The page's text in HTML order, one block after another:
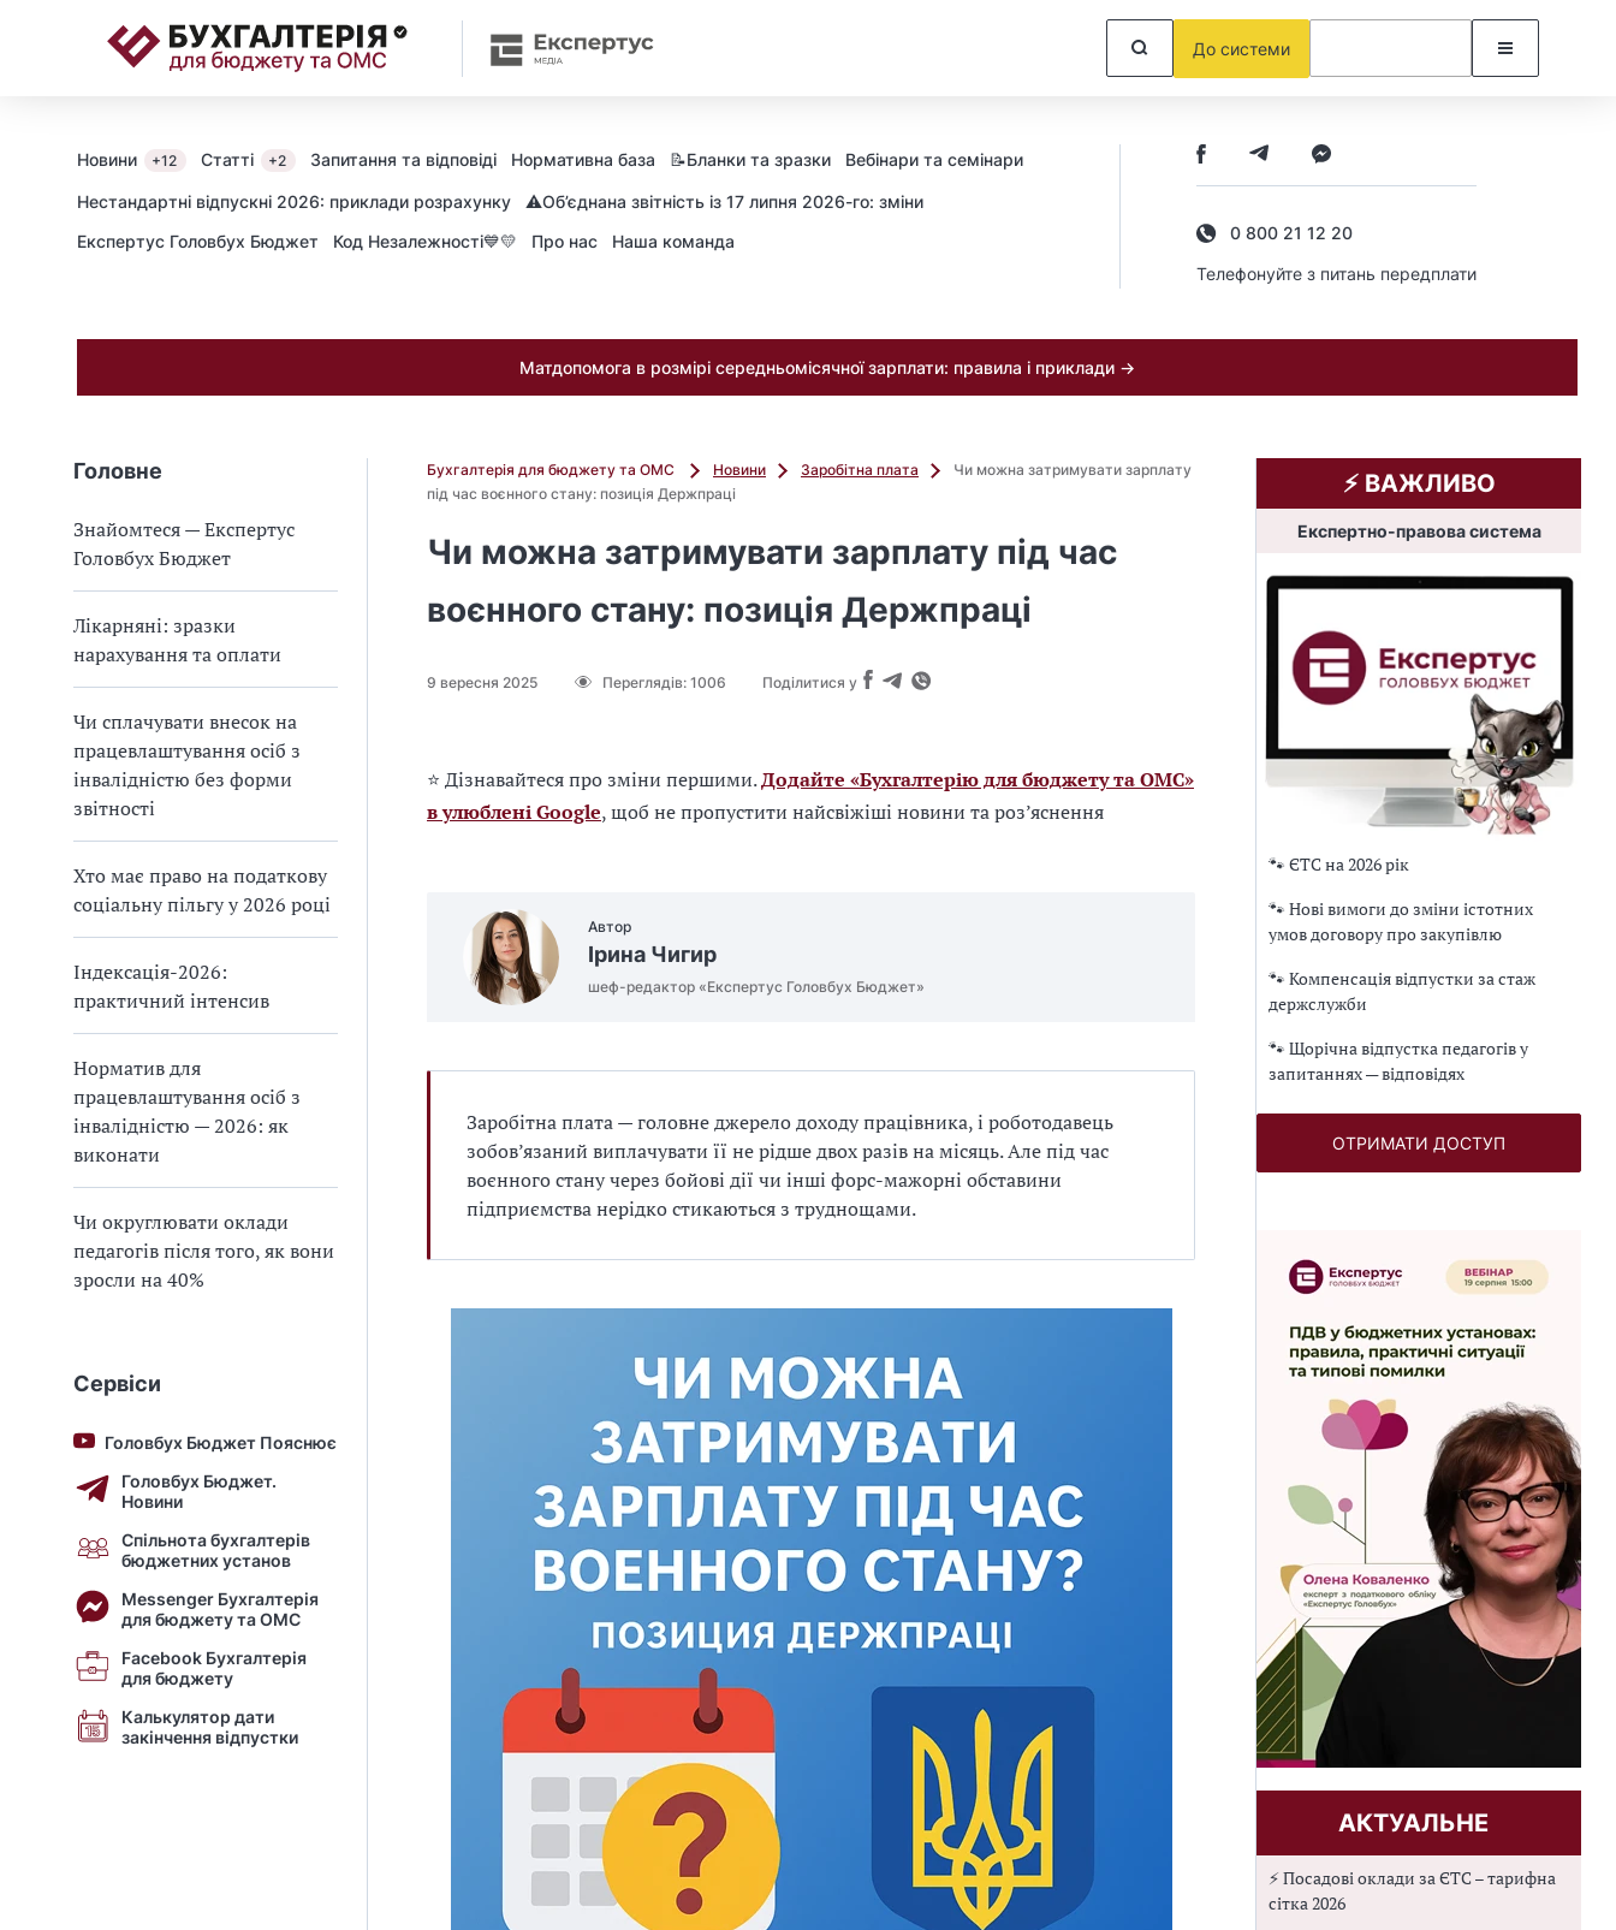
До системи
Новини +12 Статті +2 Запитання та відповіді Нормативна база 📝Бланки та зразки Вебінари та семінари
Нестандартні відпускні 2026: приклади розрахунку
⚠️Об’єднана звітність із 17 липня 2026-го: зміни
Експертус Головбух Бюджет
Код Незалежності💙💛 Про нас Наша команда
0 800 21 12 20
Телефонуйте з питань передплати
Матдопомога в розмірі середньомісячної зарплати: правила і приклади →
Головне
Знайомтеся — Експертус
Головбух Бюджет
Лікарняні: зразки
нарахування та оплати
Чи сплачувати внесок на
працевлаштування осіб з
інвалідністю без форми
звітності
Хто має право на податкову
соціальну пільгу у 2026 році
Індексація-2026:
практичний інтенсив
Норматив для
працевлаштування осіб з
інвалідністю — 2026: як
виконати
Чи округлювати оклади
педагогів після того, як вони
зросли на 40%
Сервіси
Головбух Бюджет Пояснює
Головбух Бюджет.
Новини
Спільнота бухгалтерів
бюджетних установ
Messenger Бухгалтерія
для бюджету та ОМС
Facebook Бухгалтерія
для бюджету
Калькулятор дати
закінчення відпустки
Бухгалтерія для бюджету та ОМС Новини Заробітна плата
Чи можна затримувати зарплату
під час воєнного стану: позиція Держпраці
Чи можна затримувати зарплату під час
воєнного стану: позиція Держпраці
9 вересня 2025 Переглядів: 1006 Поділитися у
⭐ Дізнавайтеся про зміни першими.Додайте «Бухгалтерію для бюджету та ОМС»
в улюблені Google, щоб не пропустити найсвіжіші новини та роз’яснення
Автор
Ірина Чигир
шеф-редактор «Експертус Головбух Бюджет»
Заробітна плата — головне джерело доходу працівника, і роботодавець
зобов’язаний виплачувати її не рідше двох разів на місяць. Але під час
воєнного стану через бойові дії чи інші форс-мажорні обставини
підприємства нерідко стикаються з труднощами.
⚡️ ВАЖЛИВО
Експертно-правова система
🐾 ЄТС на 2026 рік
🐾 Нові вимоги до зміни істотних
умов договору про закупівлю
🐾 Компенсація відпустки за стаж
держслужби
🐾 Щорічна відпустка педагогів у
запитаннях — відповідях
ОТРИМАТИ ДОСТУП
АКТУАЛЬНЕ
⚡ Посадові оклади за ЄТС – тарифна
сітка 2026